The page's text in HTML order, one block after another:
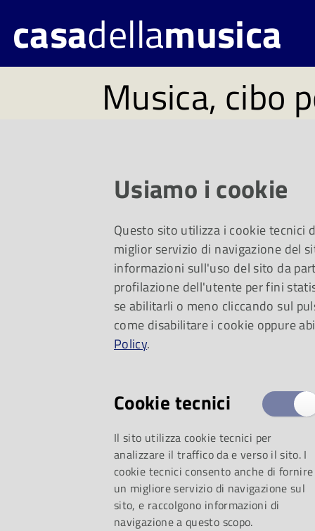
casadellamusica
Musica, cibo
31 gennaio
Un viaggio dal
alle note della
piccoli, la storia
Usiamo i cookie
Questo sito utilizza i cookie tecnici
miglior servizio di navigazione del
informazioni sull'uso del sito da
profilazione dell'utente per fini
se abilitarli o meno cliccando sul
come disabilitare i cookie oppure
Policy.
Cookie tecnici
Il sito utilizza cookie tecnici per
analizzare il traffico da e verso il sito. I
cookie tecnici consento anche di fornire
un migliore servizio di navigazione sul
sito, e raccolgono informazioni di
navigazione a questo scopo.